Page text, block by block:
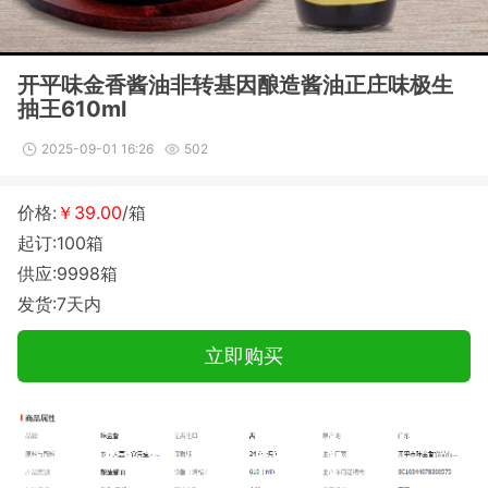
开平味金香酱油非转基因酿造酱油正庄味极生
抽王610ml
2025-09-01 16:26 502
价格: ￥39.00/箱
起订:100箱
供应:9998箱
发货:7天内
立即购买